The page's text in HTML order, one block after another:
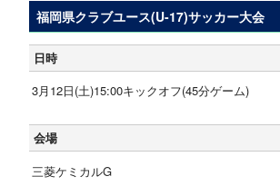
福岡県クラブユース(U-17)サッカー大会
日時
3月12日(土)15:00キックオフ(45分ゲーム)
会場
三菱ケミカルG